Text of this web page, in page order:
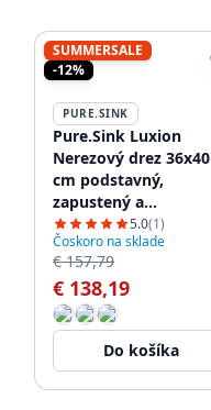
SUMMERSALE
-12%
PURE.SINK
Pure.Sink Luxion
Nerezový drez 36x40
cm podstavný,
zapustený a
nadstavbový PLX3640-
02
5.0(1)
Čoskoro na sklade
€ 157,79
€ 138,19
Do košíka